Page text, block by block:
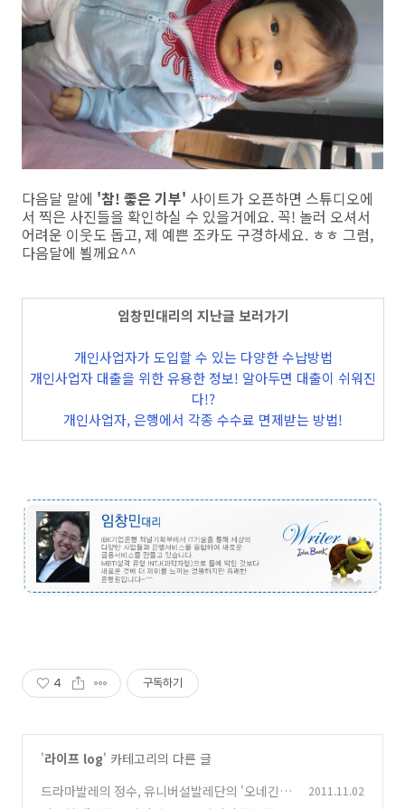
다음달 말에 '참! 좋은 기부' 사이트가 오픈하면 스튜디오에
서 찍은 사진들을 확인하실 수 있을거에요. 꼭! 놀러 오셔서
어려운 이웃도 돕고, 제 예쁜 조카도 구경하세요. ㅎㅎ 그럼,
다음달에 뵐께요^^
임창민대리의 지난글 보러가기
개인사업자가 도입할 수 있는 다양한 수납방법
개인사업자 대출을 위한 유용한 정보! 알아두면 대출이 쉬워진
다!?
개인사업자, 은행에서 각종 수수료 면제받는 방법!
4 구독하기
'라이프 log' 카테고리의 다른 글
드라마발레의 정수, 유니버설발레단의 '오네긴'!
2011.11.02